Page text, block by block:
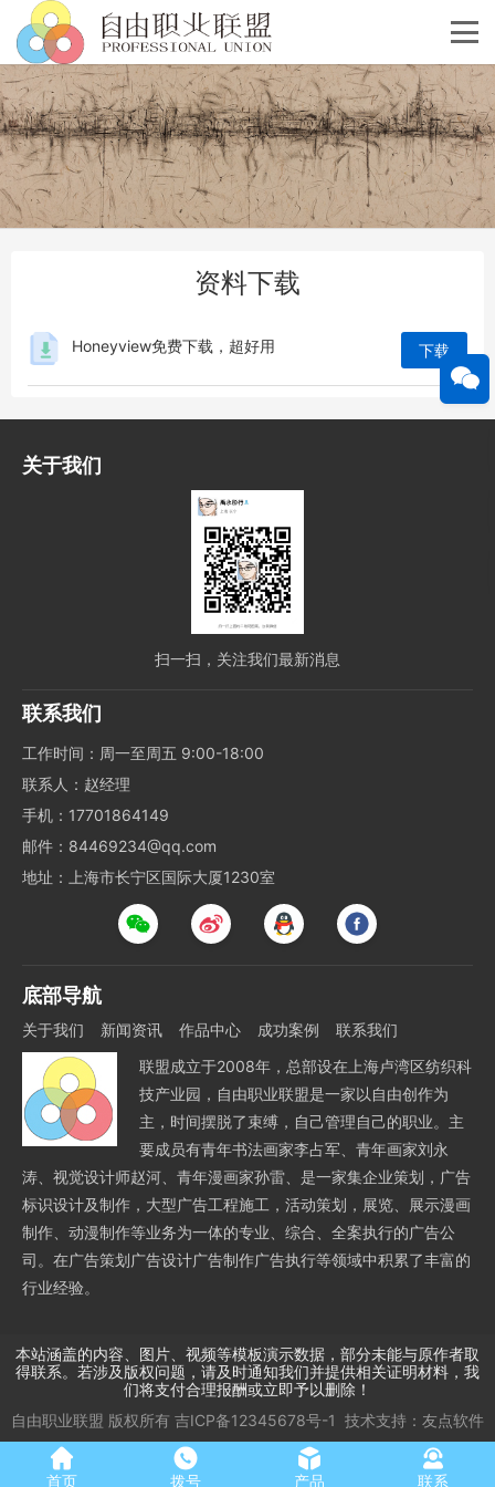
资料下载
Honeyview免费下载，超好用 下载
关于我们
扫一扫，关注我们最新消息
联系我们
工作时间：周一至周五 9:00-18:00
联系人：赵经理
手机：17701864149
邮件：84469234@qq.com
地址：上海市长宁区国际大厦1230室
底部导航
关于我们 新闻资讯 作品中心 成功案例
联系我们
联盟成立于2008年，总部设在上海卢湾区纺织科
技产业园，自由职业联盟是一家以自由创作为
主，时间摆脱了束缚，自己管理自己的职业。主
要成员有青年书法画家李占军、青年画家刘永
涛、视觉设计师赵河、青年漫画家孙雷、是一家集企业策划，广告
标识设计及制作，大型广告工程施工，活动策划，展览、展示漫画
制作、动漫制作等业务为一体的专业、综合、全案执行的广告公
司。在广告策划广告设计广告制作广告执行等领域中积累了丰富的
行业经验。
本站涵盖的内容、图片、视频等模板演示数据，部分未能与原作者取
得联系。若涉及版权问题，请及时通知我们并提供相关证明材料，我
们将支付合理报酬或立即予以删除！
自由职业联盟 版权所有 吉ICP备12345678号-1 技术支持： 友点软件
首页 拨号 产品 联系